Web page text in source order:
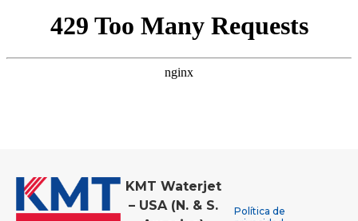
KMT Waterjet
– USA (N. & S.
Política de